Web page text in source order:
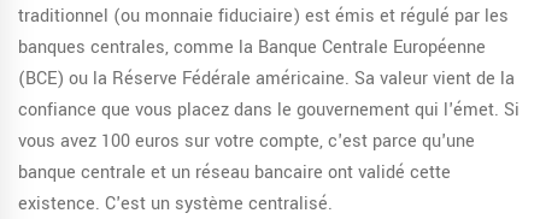
traditionnel (ou monnaie fiduciaire) est émis et régulé par les
banques centrales, comme la Banque Centrale Européenne
(BCE) ou la Réserve Fédérale américaine. Sa valeur vient de la
confiance que vous placez dans le gouvernement qui l'émet. Si
vous avez 100 euros sur votre compte, c'est parce qu'une
banque centrale et un réseau bancaire ont validé cette
existence. C'est un système centralisé.